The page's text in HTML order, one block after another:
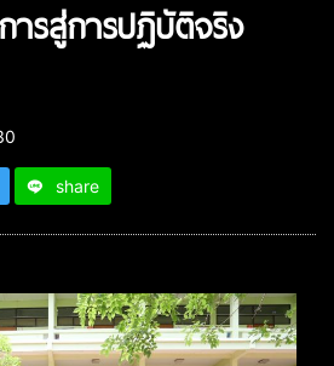
รสู่การปฏิบัติจริง
share